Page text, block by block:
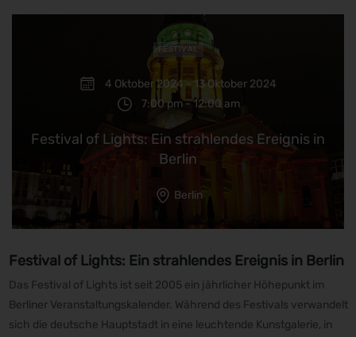
FESTIVAL
4 Oktober 2024 - 13 Oktober 2024
7:00 pm - 12:00 am
Festival of Lights: Ein strahlendes Ereignis in
Berlin
Berlin
Festival of Lights: Ein strahlendes Ereignis in Berlin
Das Festival of Lights ist seit 2005 ein jährlicher Höhepunkt im
Berliner Veranstaltungskalender. Während des Festivals verwandelt
sich die deutsche Hauptstadt in eine leuchtende Kunstgalerie, in